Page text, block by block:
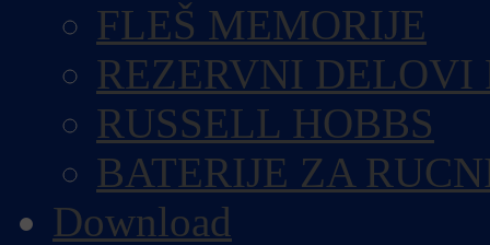
FLEŠ MEMORIJE
REZERVNI DELOVI
RUSSELL HOBBS
BATERIJE ZA
Download